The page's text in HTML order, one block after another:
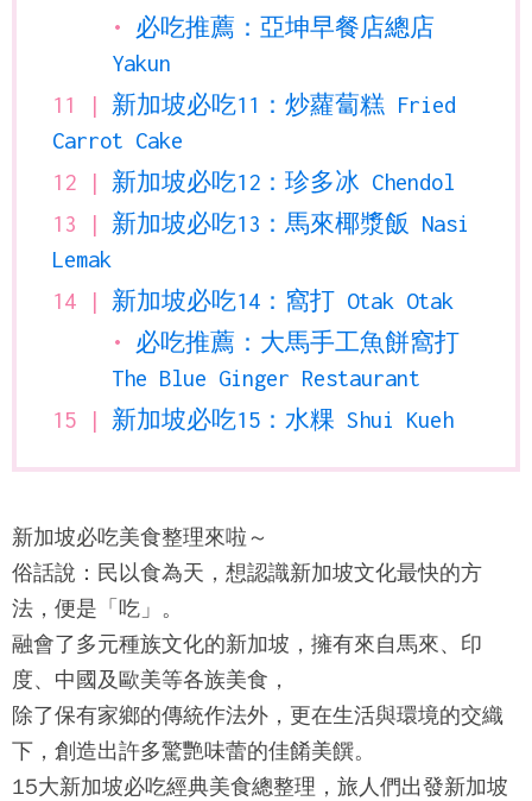
必吃推薦：亞坤早餐店總店
Yakun
新加坡必吃11：炒蘿蔔糕 Fried
Carrot Cake
新加坡必吃12：珍多冰 Chendol
新加坡必吃13：馬來椰漿飯 Nasi
Lemak
新加坡必吃14：窩打 Otak Otak
必吃推薦：大馬手工魚餅窩打
The Blue Ginger Restaurant
新加坡必吃15：水粿 Shui Kueh
新加坡必吃美食整理來啦～
俗話說：民以食為天，想認識新加坡文化最快的方
法，便是「吃」。
融會了多元種族文化的新加坡，擁有來自馬來、印
度、中國及歐美等各族美食，
除了保有家鄉的傳統作法外，更在生活與環境的交織
下，創造出許多驚艷味蕾的佳餚美饌。
15大新加坡必吃經典美食總整理，旅人們出發新加坡